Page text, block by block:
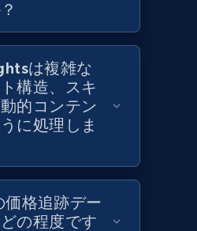
by category url
Product name, Price,
Colour, Description, and
今すぐ始める
は複雑な
構造、スキ
的コンテン
に処理しま
価格追跡デー
の程度です